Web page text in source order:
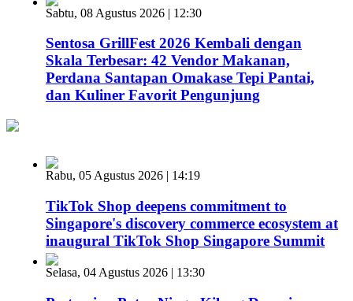
Sabtu, 08 Agustus 2026 | 12:30
Sentosa GrillFest 2026 Kembali dengan
Skala Terbesar: 42 Vendor Makanan,
Perdana Santapan Omakase Tepi Pantai,
dan Kuliner Favorit Pengunjung
Rabu, 05 Agustus 2026 | 14:19
TikTok Shop deepens commitment to
Singapore's discovery commerce ecosystem at
inaugural TikTok Shop Singapore Summit
Selasa, 04 Agustus 2026 | 13:30